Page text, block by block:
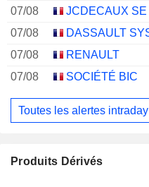
07/08
JCDECAUX SE
07/08
07/08
RENAULT
07/08
SOCIÉTÉ BIC
Toutes les alertes intraday
Produits Dérivés